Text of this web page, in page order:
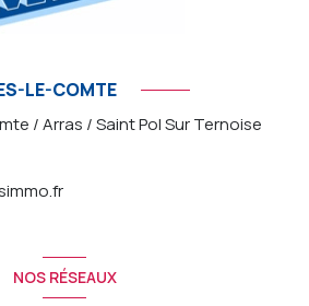
LE-COMTE
/ Arras / Saint Pol Sur Ternoise
NOS RÉSEAUX